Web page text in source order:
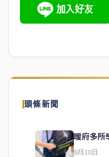
頭條新聞
暖府多所
8月10日